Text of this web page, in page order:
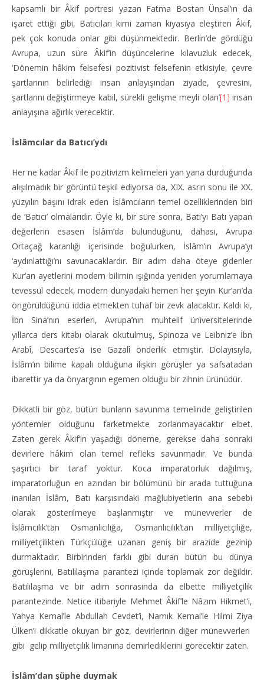
kapsamlı bir Âkif portresi yazan Fatma Bostan Ünsal’ın da
işaret ettiği gibi, Batıcıları kimi zaman kıyasıya eleştiren Âkif,
pek çok konuda onlar gibi düşünmektedir. Berlin’de gördüğü
Avrupa, uzun süre Âkif’in düşüncelerine kılavuzluk edecek,
‘Dönemin hâkim felsefesi pozitivist felsefenin etkisiyle, çevre
şartlarının belirlediği insan anlayışından ziyade, çevresini,
şartlarını değiştirmeye kabil, sürekli gelişme meyli olan’[1] insan
anlayışına ağırlık verecektir.
İslâmcılar da Batıcı’ydı
Her ne kadar Âkif ile pozitivizm kelimeleri yan yana durduğunda
alışılmadık bir görüntü teşkil ediyorsa da, XIX. asrın sonu ile XX.
yüzyılın başını idrak eden İslâmcıların temel özelliklerinden biri
de ‘Batıcı’ olmalarıdır. Öyle ki, bir süre sonra, Batı’yı Batı yapan
değerlerin esasen İslâm’da bulunduğunu, dahası, Avrupa
Ortaçağ karanlığı içerisinde boğulurken, İslâm’ın Avrupa’yı
‘aydınlattığı’nı savunacaklardır. Bir adım daha öteye gidenler
Kur’an ayetlerini modern bilimin ışığında yeniden yorumlamaya
tevessül edecek, modern dünyadaki hemen her şeyin Kur’an’da
öngörüldüğünü iddia etmekten tuhaf bir zevk alacaktır. Kaldı ki,
İbn Sina’nın eserleri, Avrupa’nın muhtelif üniversitelerinde
yıllarca ders kitabı olarak okutulmuş, Spinoza ve Leibniz’e İbn
Arabî, Descartes’a ise Gazalî önderlik etmiştir. Dolayısıyla,
İslâm’ın bilime kapalı olduğuna ilişkin görüşler ya safsatadan
ibarettir ya da önyargının egemen olduğu bir zihnin ürünüdür.
Dikkatli bir göz, bütün bunların savunma temelinde geliştirilen
yöntemler olduğunu farketmekte zorlanmayacaktır elbet.
Zaten gerek Âkif’in yaşadığı döneme, gerekse daha sonraki
devirlere hâkim olan temel refleks savunmadır. Ve bunda
şaşırtıcı bir taraf yoktur. Koca imparatorluk dağılmış,
imparatorluğun en azından bir bölümünü bir arada tuttuğuna
inanılan İslâm, Batı karşısındaki mağlubiyetlerin ana sebebi
olarak gösterilmeye başlanmıştır ve münevverler de
İslâmcılık’tan Osmanlıcılığa, Osmanlıcılık’tan milliyetçiliğe,
milliyetçilikten Türkçülüğe uzanan geniş bir arazide gezinip
durmaktadır. Birbirinden farklı gibi duran bütün bu dünya
görüşlerini, Batılılaşma parantezi içinde toplamak zor değildir.
Batılılaşma ve bir adım sonrasında da elbette milliyetçilik
parantezinde. Netice itibariyle Mehmet Âkif’le Nâzım Hikmet’i,
Yahya Kemal’le Abdullah Cevdet’i, Namık Kemal’le Hilmi Ziya
Ülken’i dikkatle okuyan bir göz, devirlerinin diğer münevverleri
gibi gelip milliyetçilik limanına demirlediklerini görecektir zaten.
İslâm’dan şüphe duymak